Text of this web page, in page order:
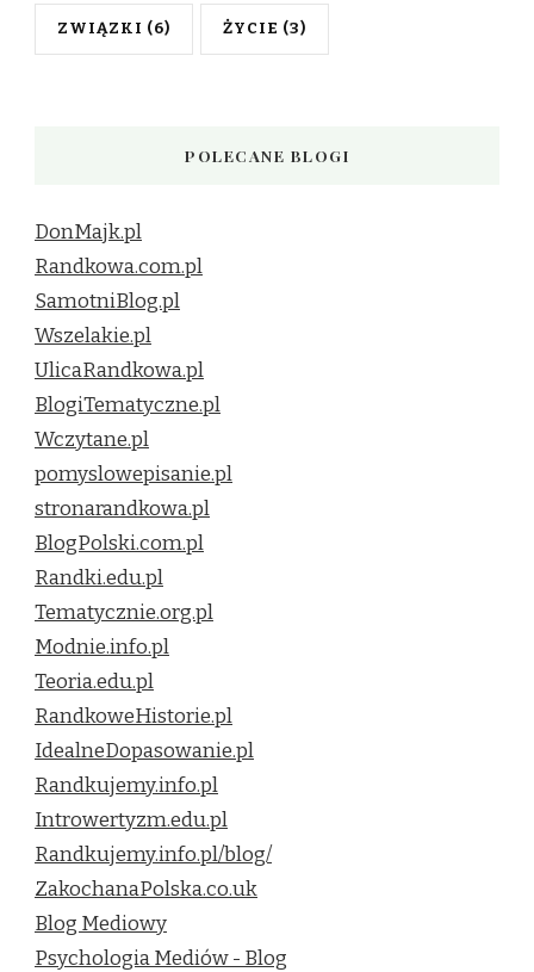
ZWIĄZKI (6) ŻYCIE (3)
POLECANE BLOGI
DonMajk.pl
Randkowa.com.pl
SamotniBlog.pl
Wszelakie.pl
UlicaRandkowa.pl
BlogiTematyczne.pl
Wczytane.pl
pomyslowepisanie.pl
stronarandkowa.pl
BlogPolski.com.pl
Randki.edu.pl
Tematycznie.org.pl
Modnie.info.pl
Teoria.edu.pl
RandkoweHistorie.pl
IdealneDopasowanie.pl
Randkujemy.info.pl
Introwertyzm.edu.pl
Randkujemy.info.pl/blog/
ZakochanaPolska.co.uk
Blog Mediowy
Psychologia Mediów - Blog